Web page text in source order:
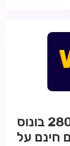
חבילת קבלת פנים: עד 280% בונוס
ספינים חינם על